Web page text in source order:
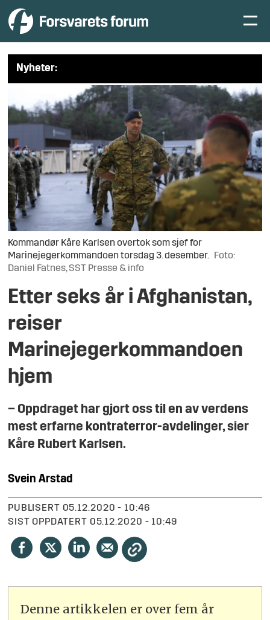
Nyheter:
Kommandør Kåre Karlsen overtok som sjef for
Marinejegerkommandoen torsdag 3. desember.
Foto:
Daniel Fatnes, SST Presse & info
Etter seks år i Afghanistan,
reiser
Marinejegerkommandoen
hjem
– Oppdraget har gjort oss til en av verdens
mest erfarne kontraterror-avdelinger, sier
Kåre Rubert Karlsen.
Svein Arstad
PUBLISERT
05.12.2020 - 10:46
SIST OPPDATERT
05.12.2020 - 10:49
Denne artikkelen er over fem år